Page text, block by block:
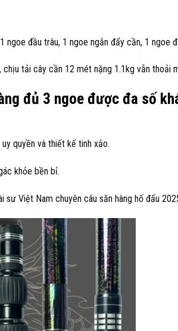
ngoe đầu trâu, 1 ngoe ngắn đẩy cần, 1 ngoe
tải cây cần 12 mét nặng 1.1kg vẫn thoải
đủ 3 ngoe được đa số
quyền và thiết kế tinh xảo.
khỏe bền bỉ.
Việt Nam chuyên câu săn hàng hố đấu